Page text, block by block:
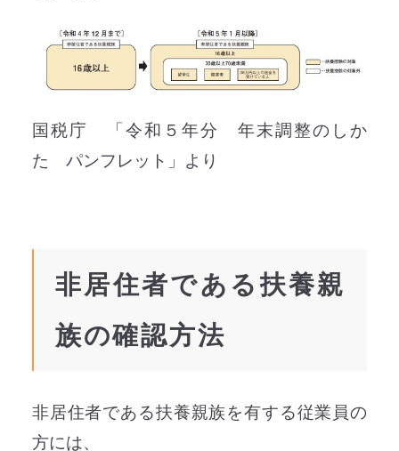
国税庁 「令和５年分 年末調整のしか
た パンフレット」より
非居住者である扶養親
族の確認方法
非居住者である扶養親族を有する従業員の
方には、